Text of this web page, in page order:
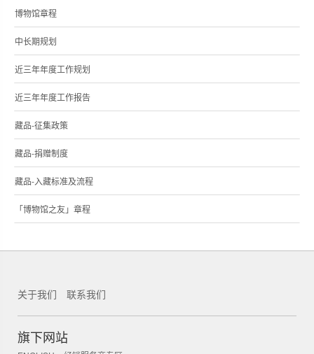
博物馆章程
中长期规划
近三年年度工作规划
近三年年度工作报告
藏品-征集政策
藏品-捐赠制度
藏品-入藏标准及流程
「博物馆之友」章程
关于我们 联系我们
旗下网站